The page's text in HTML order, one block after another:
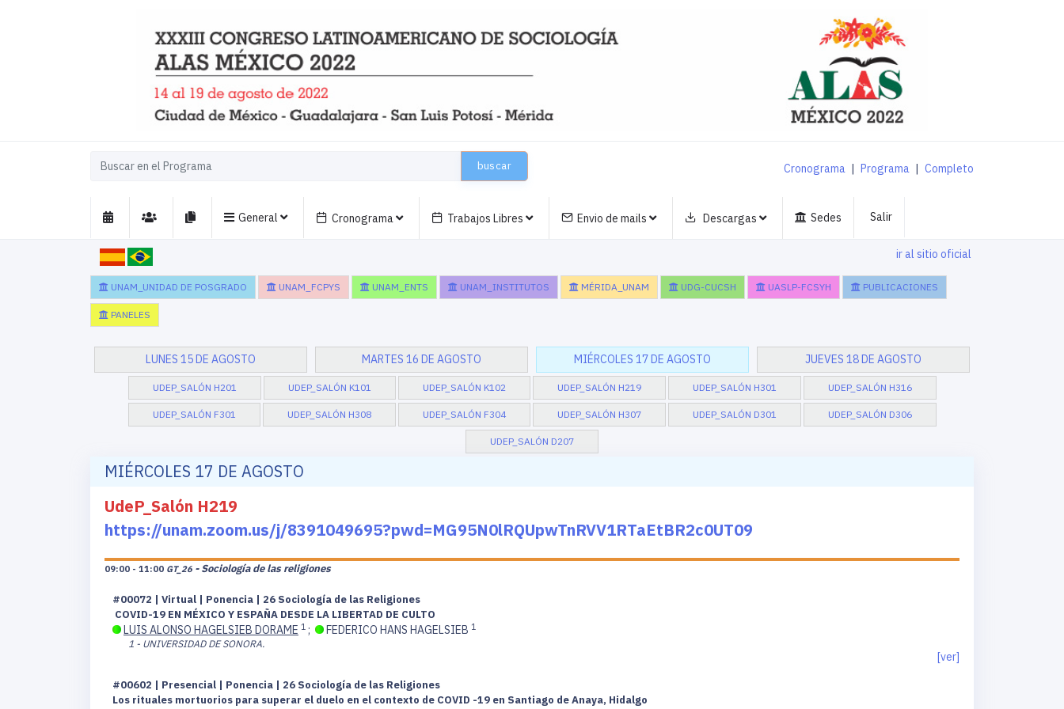
buscar Cronograma | Programa | Completo
General Cronograma Trabajos Libres Envio de mails Descargas Sedes Salir
ir al sitio oficial
UNAM_UNIDAD DE POSGRADO UNAM_FCPYS UNAM_ENTS UNAM_INSTITUTOS MÉRIDA_UNAM UDG-CUCSH UASLP-FCSYH PUBLICACIONES
PANELES
LUNES 15 DE AGOSTO MARTES 16 DE AGOSTO MIÉRCOLES 17 DE AGOSTO JUEVES 18 DE AGOSTO
UDEP_SALÓN H201 UDEP_SALÓN K101 UDEP_SALÓN K102 UDEP_SALÓN H219 UDEP_SALÓN H301 UDEP_SALÓN H316
UDEP_SALÓN F301 UDEP_SALÓN H308 UDEP_SALÓN F304 UDEP_SALÓN H307 UDEP_SALÓN D301 UDEP_SALÓN D306
UDEP_SALÓN D207
MIÉRCOLES 17 DE AGOSTO
UdeP_Salón H219
https://unam.zoom.us/j/8391049695?pwd=MG95N0lRQUpwTnRVV1RTaEtBR2c0UT09
09:00 - 11:00 GT_26 - Sociología de las religiones
#00072 | Virtual | Ponencia | 26 Sociología de las Religiones
COVID-19 EN MÉXICO Y ESPAÑA DESDE LA LIBERTAD DE CULTO
LUIS ALONSO HAGELSIEB DORAME 1 ; FEDERICO HANS HAGELSIEB 1
1 - UNIVERSIDAD DE SONORA.
[ver]
#00602 | Presencial | Ponencia | 26 Sociología de las Religiones
Los rituales mortuorios para superar el duelo en el contexto de COVID -19 en Santiago de Anaya, Hidalgo